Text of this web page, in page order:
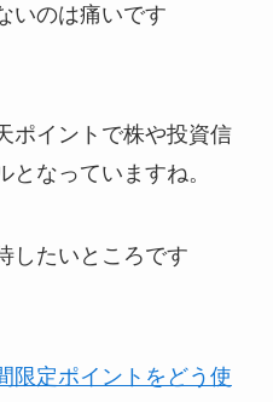
いのは痛いです
ポイントで株や投資信
なっていますね。
したいところです
限定ポイントをどう使